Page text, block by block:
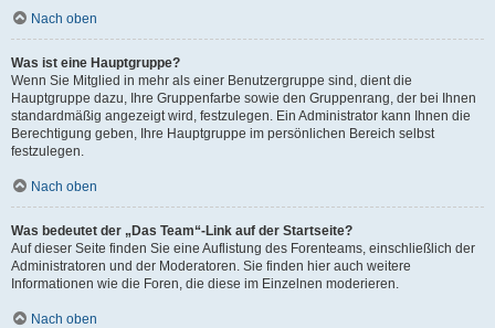
Nach oben
Was ist eine Hauptgruppe?
Wenn Sie Mitglied in mehr als einer Benutzergruppe sind, dient die
Hauptgruppe dazu, Ihre Gruppenfarbe sowie den Gruppenrang, der bei Ihnen
standardmäßig angezeigt wird, festzulegen. Ein Administrator kann Ihnen die
Berechtigung geben, Ihre Hauptgruppe im persönlichen Bereich selbst
festzulegen.
Nach oben
Was bedeutet der „Das Team“-Link auf der Startseite?
Auf dieser Seite finden Sie eine Auflistung des Forenteams, einschließlich der
Administratoren und der Moderatoren. Sie finden hier auch weitere
Informationen wie die Foren, die diese im Einzelnen moderieren.
Nach oben